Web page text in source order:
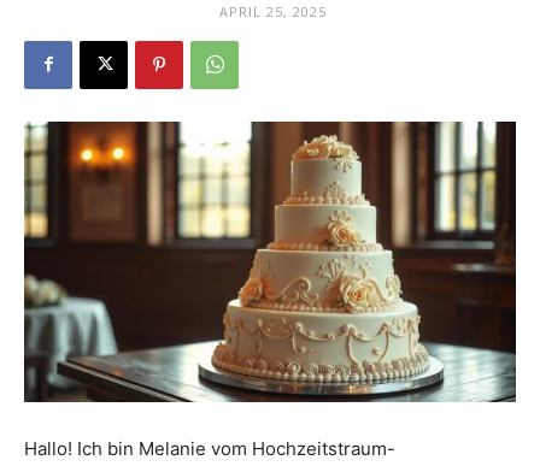
Portal
rund
APRIL 25, 2025
Hallo! Ich bin Melanie vom Hochzeitstraum-